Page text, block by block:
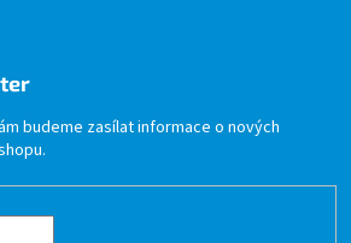
budeme zasílat informace o nových